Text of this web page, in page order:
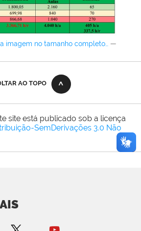
imagem no tamanho completo…
—
AO TOPO
site está publicado sob a licença
SemDerivações 3.0 Não